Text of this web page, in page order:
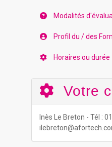
Modalités
Profil du / des
Horaires ou durée
Votre
Inès Le Breton - Tél :